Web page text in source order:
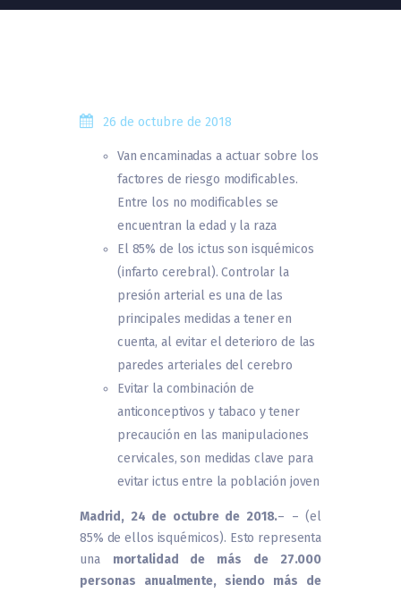
26 de octubre de 2018
Van encaminadas a actuar sobre los
factores de riesgo modificables.
Entre los no modificables se
encuentran la edad y la raza
El 85% de los ictus son isquémicos
(infarto cerebral). Controlar la
presión arterial es una de las
principales medidas a tener en
cuenta, al evitar el deterioro de las
paredes arteriales del cerebro
Evitar la combinación de
anticonceptivos y tabaco y tener
precaución en las manipulaciones
cervicales, son medidas clave para
evitar ictus entre la población joven
Madrid, 24 de octubre de 2018.– – (el
85% de ellos isquémicos). Esto representa
una mortalidad de más de 27.000
personas anualmente, siendo más de